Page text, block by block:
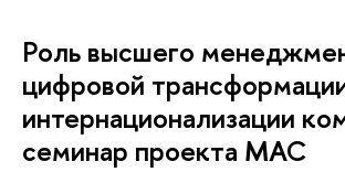
Роль высшего
цифровой
интернационализации
семинар проекта МАС